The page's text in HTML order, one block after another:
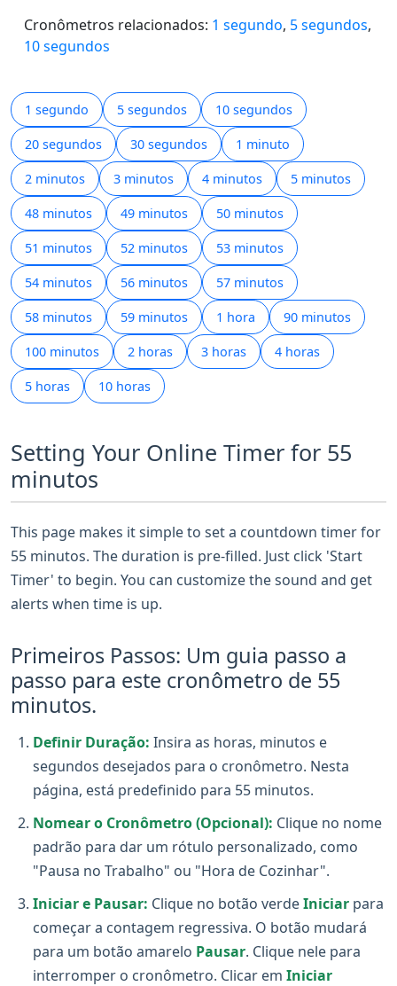
Cronômetros relacionados: 1 segundo, 5 segundos,
10 segundos
1 segundo 5 segundos 10 segundos
20 segundos 30 segundos 1 minuto
2 minutos 3 minutos 4 minutos 5 minutos
48 minutos 49 minutos 50 minutos
51 minutos 52 minutos 53 minutos
54 minutos 56 minutos 57 minutos
58 minutos 59 minutos 1 hora 90 minutos
100 minutos 2 horas 3 horas 4 horas
5 horas 10 horas
Setting Your Online Timer for 55
minutos
This page makes it simple to set a countdown timer for
55 minutos. The duration is pre-filled. Just click 'Start
Timer' to begin. You can customize the sound and get
alerts when time is up.
Primeiros Passos: Um guia passo a
passo para este cronômetro de 55
minutos.
Definir Duração: Insira as horas, minutos e
segundos desejados para o cronômetro. Nesta
página, está predefinido para 55 minutos.
Nomear o Cronômetro (Opcional): Clique no nome
padrão para dar um rótulo personalizado, como
"Pausa no Trabalho" ou "Hora de Cozinhar".
Iniciar e Pausar: Clique no botão verdeIniciar para
começar a contagem regressiva. O botão mudará
para um botão amarelo Pausar. Clique nele para
interromper o cronômetro. Clicar em Iniciar